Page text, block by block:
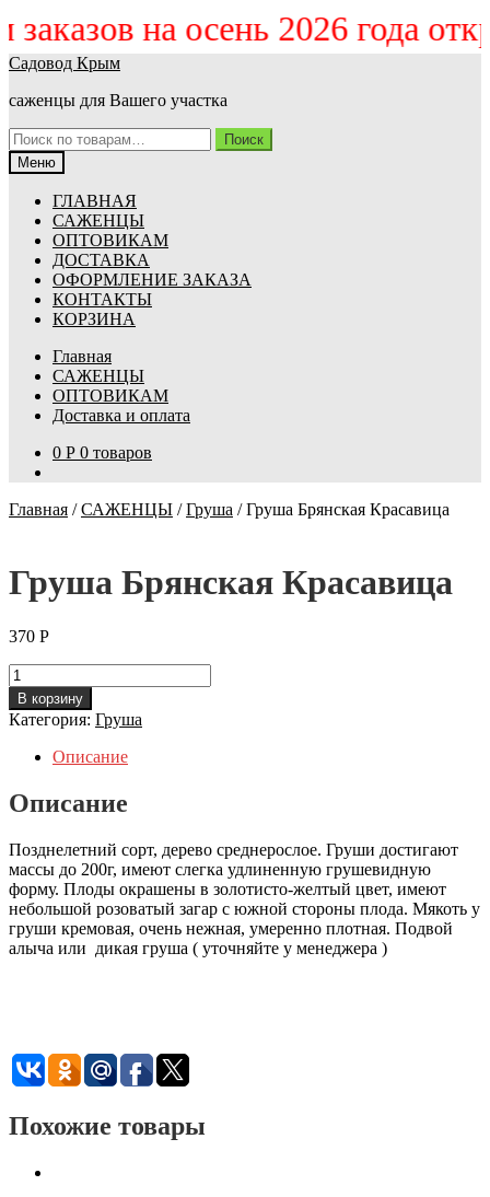
заказов на осень 2026 года
Перейти
навигации
Перейти
содержимому
Садовод Крым
саженцы для Вашего участка
Искать:
Поиск
Меню
ГЛАВНАЯ
САЖЕНЦЫ
ОПТОВИКАМ
ДОСТАВКА
ОФОРМЛЕНИЕ ЗАКАЗА
КОНТАКТЫ
КОРЗИНА
Главная
САЖЕНЦЫ
ОПТОВИКАМ
Доставка и оплата
0 Р 0 товаров
Главная /САЖЕНЦЫ /Груша /Груша Брянская Красавица
Груша Брянская Красавица
370 Р
Количество
Груша
Брянская
Красавица
В корзину
Категория: Груша
Описание
Описание
Позднелетний сорт, дерево среднерослое. Груши достигают
массы до 200г, имеют слегка удлиненную грушевидную
форму. Плоды окрашены в золотисто-желтый цвет, имеют
небольшой розоватый загар с южной стороны плода. Мякоть у
груши кремовая, очень нежная, умеренно плотная. Подвой
алыча или дикая груша ( уточняйте у менеджера )
Похожие товары